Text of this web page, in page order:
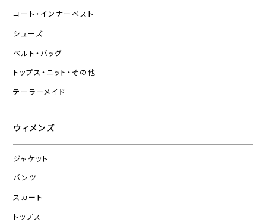
コート・インナーベスト
シューズ
ベルト・バッグ
トップス・ニット・その他
テーラーメイド
ウィメンズ
ジャケット
パンツ
スカート
トップス